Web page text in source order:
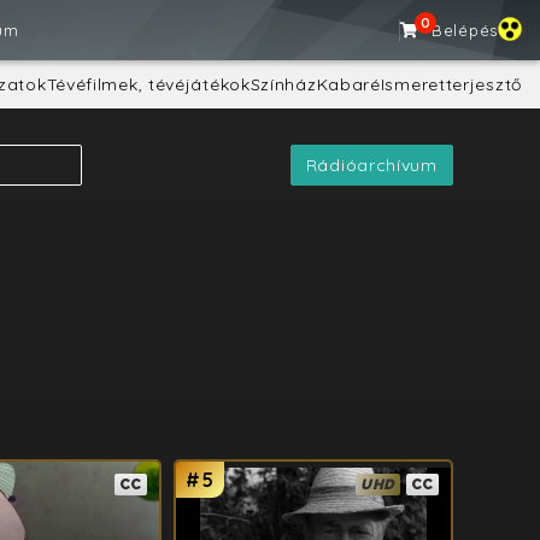
0Belépés
Tévéfilmek, tévéjátékokSzínházKabaréIsmeretterjesztő
Rádióarchívum
CC #5 UHD CC